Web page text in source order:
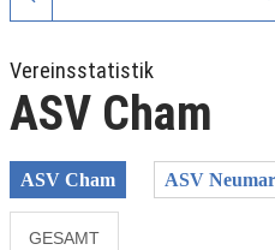
Vereinsstatistik
ASV Cham
ASV Cham ASV
GESAMT